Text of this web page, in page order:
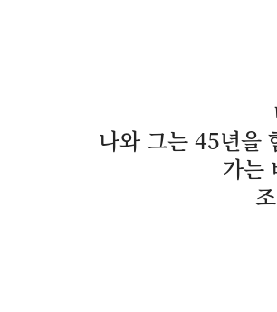
나와 그는 45년을
가는